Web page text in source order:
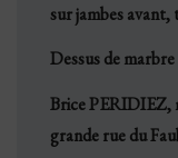
sur jambes
Dessus de
Brice PERIDIEZ,
grande rue du